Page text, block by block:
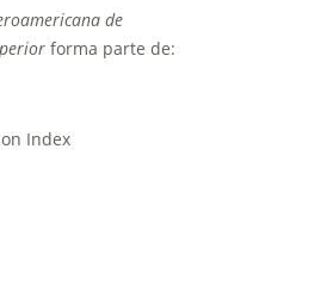
de
forma parte de:
Index